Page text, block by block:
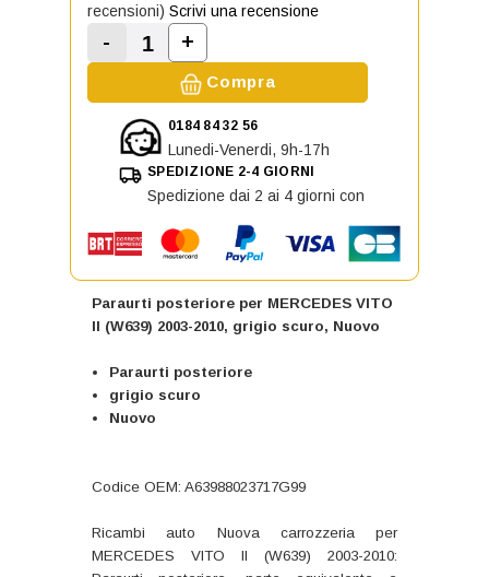
Paraurti posteriore per MERCEDES VITO
II (W639) 2003-2010, grigio scuro, Nuovo
Paraurti posteriore
grigio scuro
Nuovo
Codice OEM: A63988023717G99
Ricambi auto Nuova carrozzeria per
MERCEDES VITO II (W639) 2003-2010:
recensioni) Scrivi una recensione
Diminuisci la quantità di Paraurti posteriore
-
Aumenta la quantità di Paraurti
+
Compra
0184 84 32 56
Lunedi-Venerdi, 9h-17h
SPEDIZIONE 2-4 GIORNI
Spedizione dai 2 ai 4 giorni con